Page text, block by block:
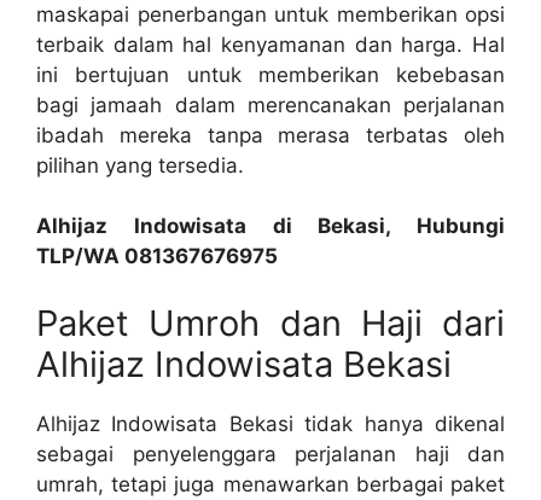
maskapai penerbangan untuk memberikan opsi
terbaik dalam hal kenyamanan dan harga. Hal
ini bertujuan untuk memberikan kebebasan
bagi jamaah dalam merencanakan perjalanan
ibadah mereka tanpa merasa terbatas oleh
pilihan yang tersedia.
Alhijaz Indowisata di Bekasi, Hubungi
TLP/WA 081367676975
Paket Umroh dan Haji dari
Alhijaz Indowisata Bekasi
Alhijaz Indowisata Bekasi tidak hanya dikenal
sebagai penyelenggara perjalanan haji dan
umrah, tetapi juga menawarkan berbagai paket